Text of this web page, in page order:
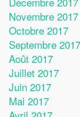
Novembre 2017
Octobre 2017
Septembre 2017
Août 2017
Juillet 2017
Juin 2017
Mai 2017